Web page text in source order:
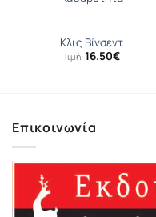
Κλις Βίνσεντ
Τιμή: 16.50€
Επικοινωνία